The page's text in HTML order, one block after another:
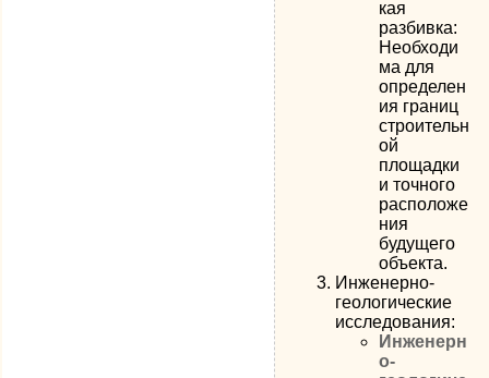
кая
разбивка:
Необходи
ма для
определен
ия границ
строительн
ой
площадки
и точного
расположе
ния
будущего
объекта.
Инженерно-
геологические
исследования:
Инженерн
о-